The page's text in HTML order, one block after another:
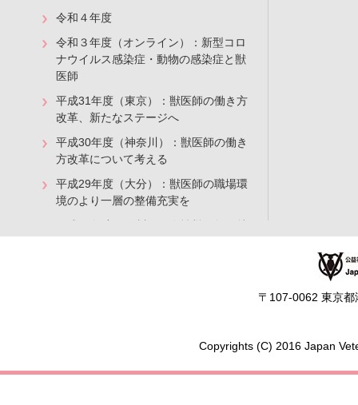
令和４年度
令和３年度（オンライン）：新型コロ
ナウイルス感染症・動物の感染症と獣
医師
平成31年度（東京）：獣医師の働き方
改革、新たなステージへ
平成30年度（神奈川）：獣医師の働き
方改革について考える
平成29年度（大分）：獣医師の職場環
境のより一層の整備充実を
〒107-0062 東京
Copyrights (C) 2016 Japan